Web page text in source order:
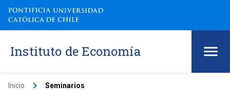
Instituto de Economía
Inicio keyboard_arrow_right Seminarios